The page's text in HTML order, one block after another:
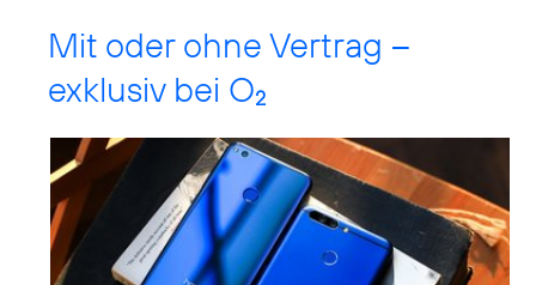
Mit oder ohne Vertrag –
exklusiv bei O2